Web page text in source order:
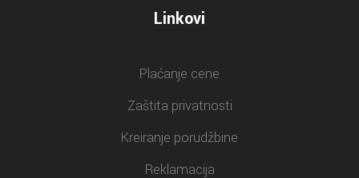
Linkovi
Plaćanje cene
Zaštita privatnosti
Kreiranje porudžbine
Reklamacija